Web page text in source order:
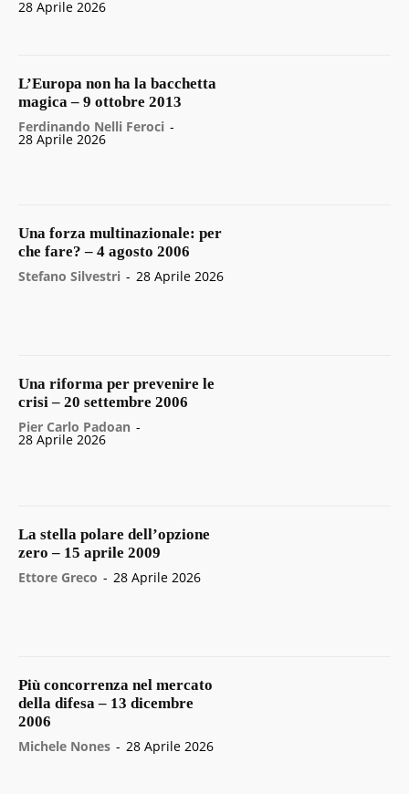
28 Aprile 2026
L’Europa non ha la bacchetta
magica – 9 ottobre 2013
Ferdinando Nelli Feroci -
28 Aprile 2026
Una forza multinazionale: per
che fare? – 4 agosto 2006
Stefano Silvestri - 28 Aprile 2026
Una riforma per prevenire le
crisi – 20 settembre 2006
Pier Carlo Padoan -
28 Aprile 2026
La stella polare dell’opzione
zero – 15 aprile 2009
Ettore Greco - 28 Aprile 2026
Più concorrenza nel mercato
della difesa – 13 dicembre
2006
Michele Nones - 28 Aprile 2026